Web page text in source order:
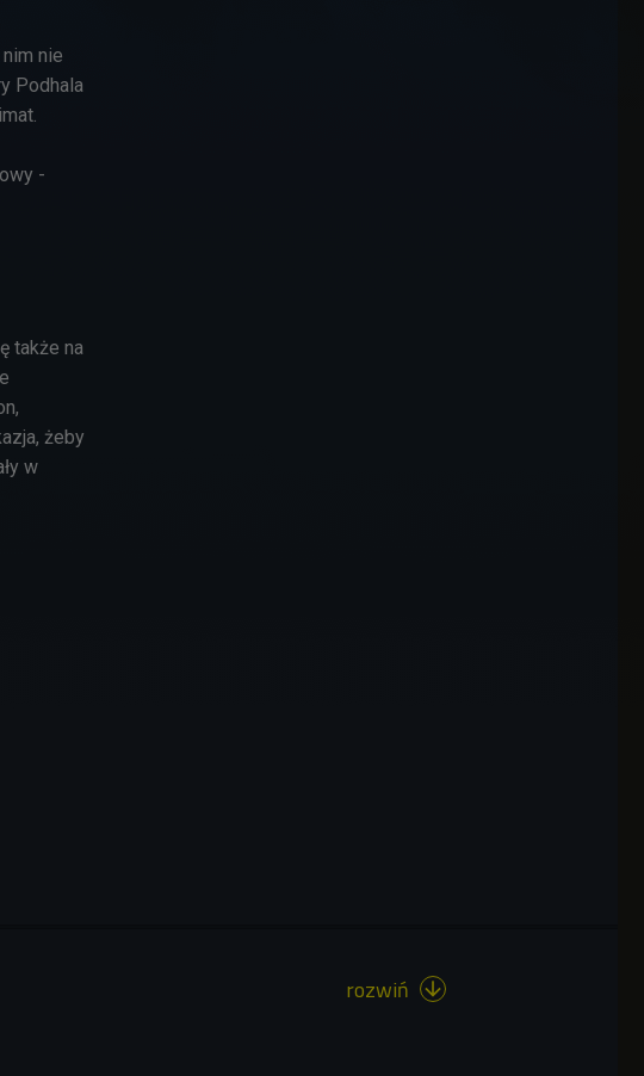
nie
Podhala
-
także na
żeby
w
rozwiń 